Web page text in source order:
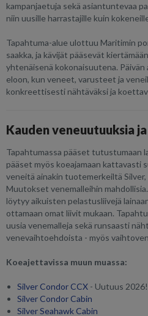
kampanjaetuja sekä asiantuntevaa
niin uusille harrastajille kuin
Tapahtuma-alue ulottuu Maritimin
saakka, ja kävijät pääsevät
yhtenäisenä kokonaisuutena.
eloon, kun veneet, varusteet ja
konkreettisesti nähtäväksi ja
Kauden veneuutuuksia
Tapahtumassa pääset tutustumaan
pääset myös koeajamaan kattavasti
veneitä ainakin tuotemerkeiltä Silver,
Muutokset venemalleihin
löytyy aikuisten pelastusliivejä
ottamaan omat liivit mukaan.
uusia venemalleja sekä runsaasti
venevaihtoehdoista - myös
Koeajettavissa muun muassa:
Silver Condor CCX - Uutuus 2026!
Silver Condor Cabin
Silver Seahawk Cabin